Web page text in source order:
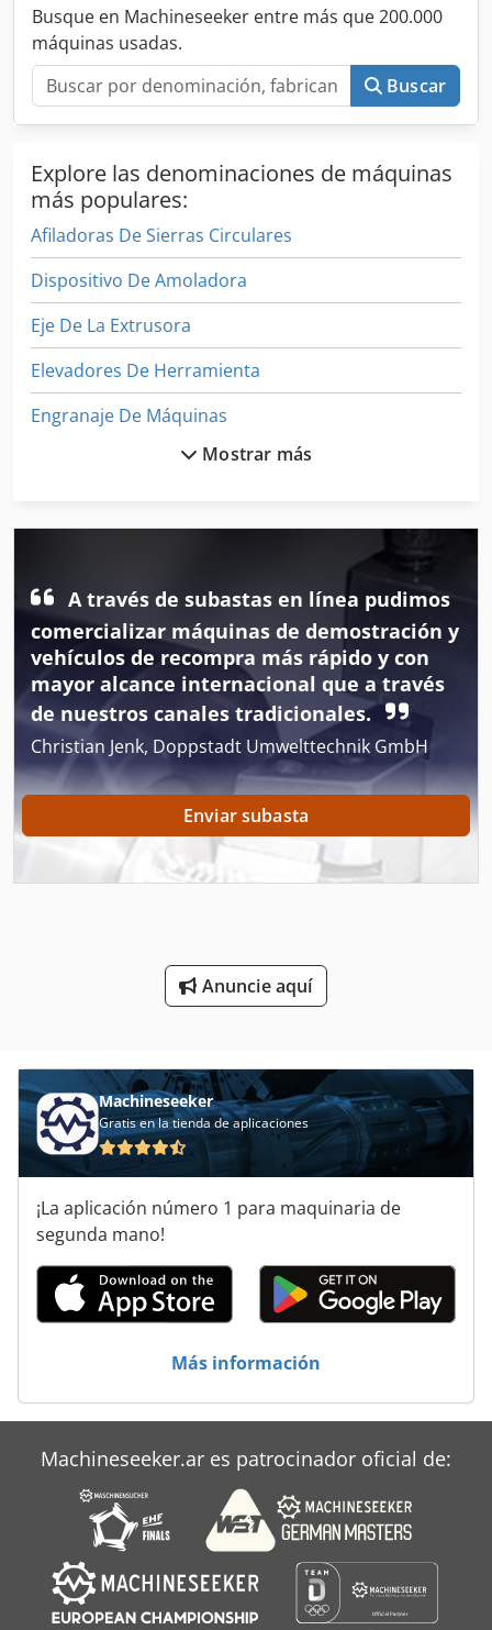
Busque en Machineseeker entre más que 200.000
máquinas usadas.
Buscar
Explore las denominaciones de máquinas
más populares:
Afiladoras De Sierras Circulares
Dispositivo De Amoladora
Eje De La Extrusora
Elevadores De Herramienta
Engranaje De Máquinas
Equipos De Elevacion
Herramientas De Entallar
Herramientas De Ranurado
Herramientas Para
Maquina De Herramienta
Maquina Para
Maquinas De Coser Industriales
Mesas De Acero
Máquina De Acabado
Máquina De La Carpintería
Máquina De Procesamiento De Extremos
Máquina De Tallado
Máquinas De Herramientas
Máquinas Para
Sistema De Extracción De
Mostrar más
A través de subastas en línea pudimos
comercializar máquinas de demostración y
vehículos de recompra más rápido y con
mayor alcance internacional que a través
de nuestros canales tradicionales.
Christian Jenk, Doppstadt Umwelttechnik GmbH
Enviar subasta
Anuncie aquí
Machineseeker
Gratis en la tienda de aplicaciones
¡La aplicación número 1 para maquinaria de
segunda mano!
Más información
Machineseeker.ar es patrocinador oficial de: